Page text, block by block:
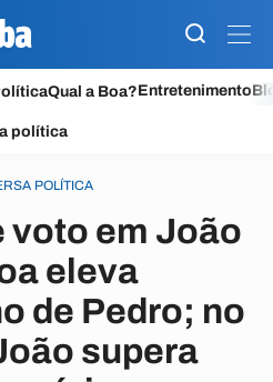
Qual a Boa?Entretenimento
política
POLÍTICA
voto em João
eleva
de Pedro; no
supera